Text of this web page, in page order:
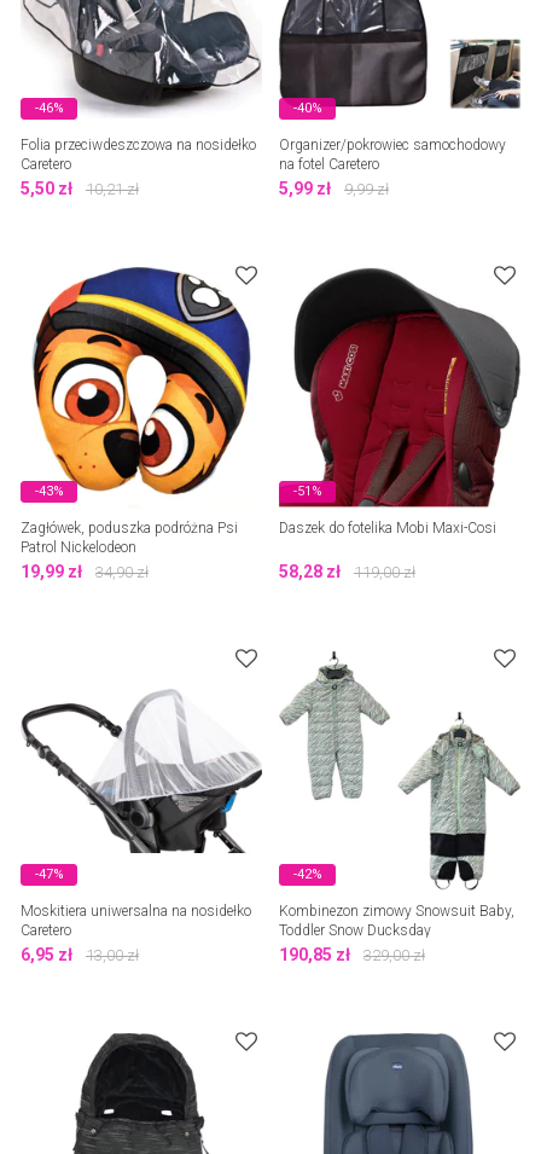
-46%
Folia przeciwdeszczowa na nosidełko
Caretero
5,50 zł 10,21zł
-40%
Organizer/pokrowiec samochodowy
na fotel Caretero
5,99 zł 9,99zł
-43%
Zagłówek, poduszka podróżna Psi
Patrol Nickelodeon
19,99 zł 34,90zł
-51%
Daszek do fotelika Mobi Maxi-Cosi
58,28 zł 119,00zł
-47%
Moskitiera uniwersalna na nosidełko
Caretero
6,95 zł 13,00zł
-42%
Kombinezon zimowy Snowsuit Baby,
Toddler Snow Ducksday
190,85 zł 329,00zł